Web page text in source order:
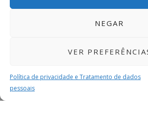
NEGAR
VER
Política de privacidade e Tratamento de dados
pessoais